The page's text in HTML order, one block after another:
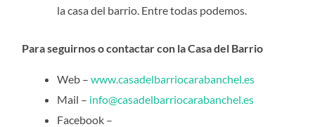
la casa del barrio. Entre todas podemos.
Para seguirnos o contactar con la Casa del Barrio
Web –www.casadelbarriocarabanchel.es
Mail – info@casadelbarriocarabanchel.es
Facebook –